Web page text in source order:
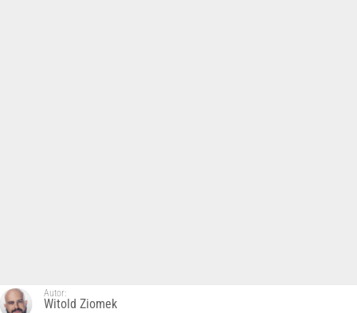
Autor:
Witold Ziomek